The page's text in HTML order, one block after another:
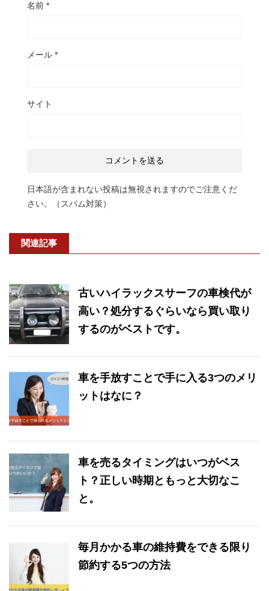
名前 *
メール *
サイト
日本語が含まれない投稿は無視されますのでご注意くだ
さい。（スパム対策）
関連記事
古いハイラックスサーフの車検代が
高い？処分するぐらいなら買い取り
するのがベストです。
車を手放すことで手に入る3つのメリ
ットはなに？
車を売るタイミングはいつがベス
ト？正しい時期ともっと大切なこ
と。
毎月かかる車の維持費をできる限り
節約する5つの方法